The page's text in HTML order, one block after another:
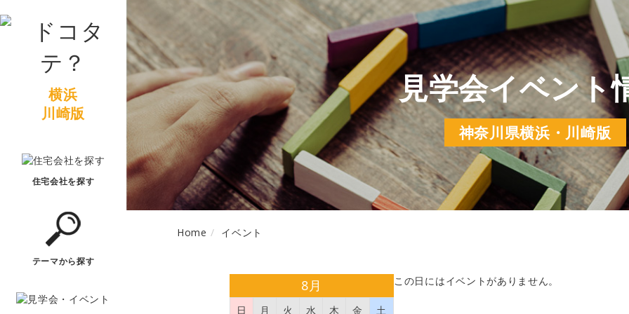
横浜
川崎版
住宅会社を探す
テーマから探す
見学会イベント
神奈川県横浜・川崎版
Home イベント
8月
日 月 火 水 木 金 土
この日にはイベントがありません。